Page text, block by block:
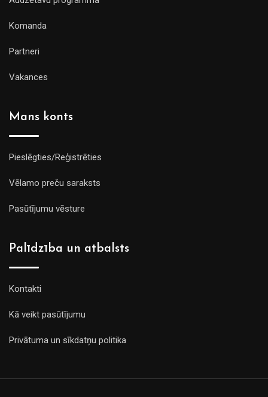
Komanda
Partneri
Vakances
Mans konts
Pieslēgties/Reģistrēties
Vēlamo preču saraksts
Pasūtījumu vēsture
Palīdzība un atbalsts
Kontakti
Kā veikt pasūtījumu
Privātuma un sīkdatņu politika